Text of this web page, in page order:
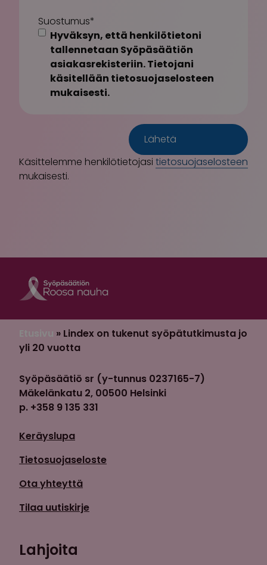
Suostumus*
Hyväksyn, että henkilötietoni
tallennetaan Syöpäsäätiön
asiakasrekisteriin. Tietojani
käsitellään tietosuojaselosteen
mukaisesti.
Käsittelemme henkilötietojasi tietosuojaselosteen
mukaisesti.
» Lindex on tukenut syöpätutkimusta jo
yli 20 vuotta
Syöpäsäätiö sr (y-tunnus 0237165-7)
Mäkelänkatu 2, 00500 Helsinki
p. +358 9 135 331
Keräyslupa
Tietosuojaseloste
Ota yhteyttä
Tilaa uutiskirje
Lahjoita